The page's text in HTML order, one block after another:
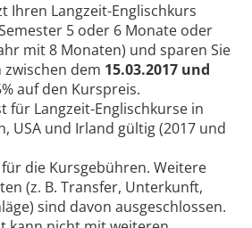
Ihren Langzeit-Englischkurs
5 oder 6 Monate oder
mit 8 Monaten) und sparen Sie
zwischen dem 15.03.2017 und
auf den Kurspreis.
für Langzeit-Englischkurse in
USA und Irland gültig (2017 und
die Kursgebühren. Weitere
(z. B. Transfer, Unterkunft,
sind davon ausgeschlossen.